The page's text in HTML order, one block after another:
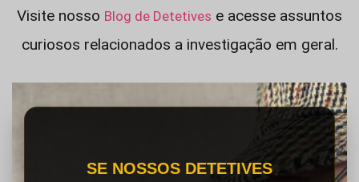
Visite nosso Blog de Detetives e acesse assuntos
curiosos relacionados a investigação em geral.
SE NOSSOS DETETIVES